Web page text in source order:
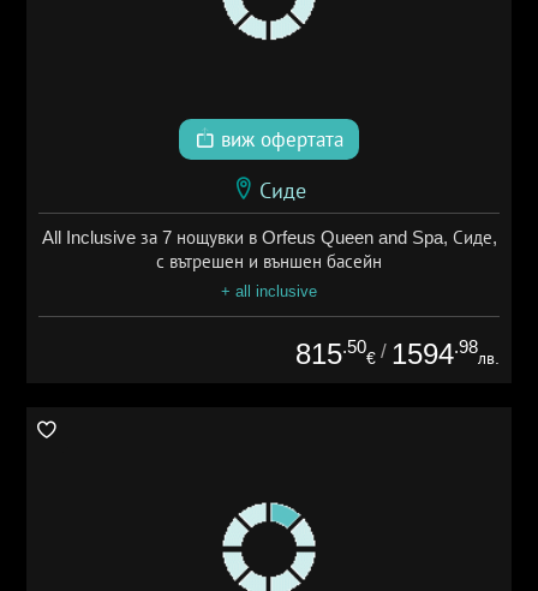
виж офертата
Сиде
All Inclusive за 7 нощувки в Orfeus Queen and Spa, Сиде,
с вътрешен и външен басейн
+ all inclusive
815.50
€ / 1594.98
лв.